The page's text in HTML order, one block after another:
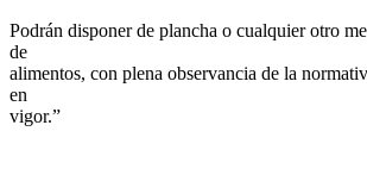
Podrán disponer de plancha o cualquier otro
de
alimentos, con plena observancia de la
en
vigor.”